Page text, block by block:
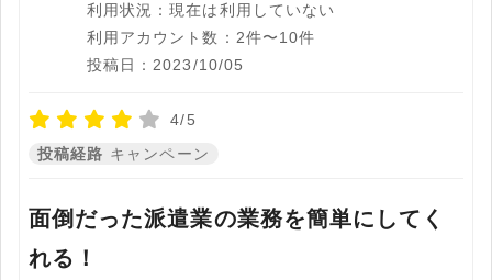
利用状況：現在は利用していない
利用アカウント数：2件〜10件
投稿日：2023/10/05
4/5
投稿経路 キャンペーン
面倒だった派遣業の業務を簡単にしてく
れる！